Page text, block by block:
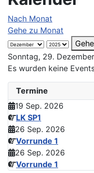
Termine
19 Sep. 2026
LK SP1
26 Sep. 2026
Vorrunde 1
26 Sep. 2026
Vorrunde 1
Nach Monat
Gehe zu Monat
Sonntag, 29.
Es wurden keine